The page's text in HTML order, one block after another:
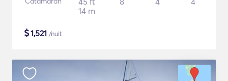
14 m
$1,521 /nuit